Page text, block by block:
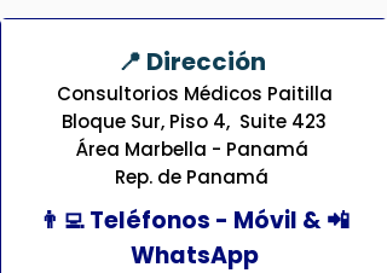
📍 Dirección
Consultorios Médicos Paitilla
Bloque Sur, Piso 4, Suite 423
Área Marbella - Panamá
Rep. de Panamá
👨‍💻 Teléfonos - Móvil & 📲
WhatsApp